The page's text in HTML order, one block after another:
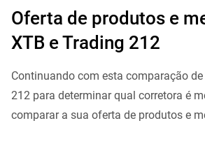
Oferta de produtos e
XTB e Trading 212
Continuando com esta comparação
212 para determinar qual corretora é
comparar a sua oferta de produtos e